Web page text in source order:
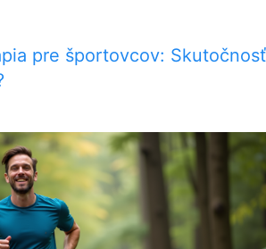
pre športovcov: Skutočnosť